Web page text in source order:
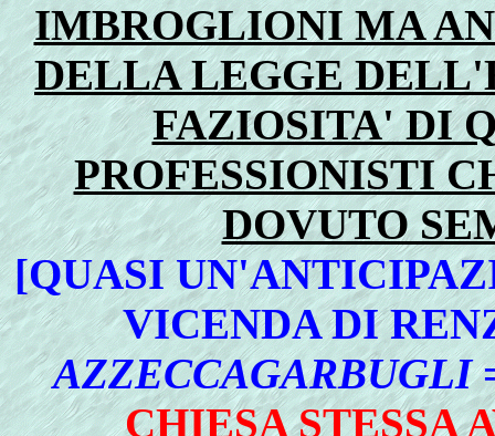
IMBROGLIONI MA
DELLA LEGGE
FAZIOSITA' DI
PROFESSIONISTI
DOVUTO
[QUASI
VICENDA DI
AZZECCAGARBUGLI
CHIESA STESSA